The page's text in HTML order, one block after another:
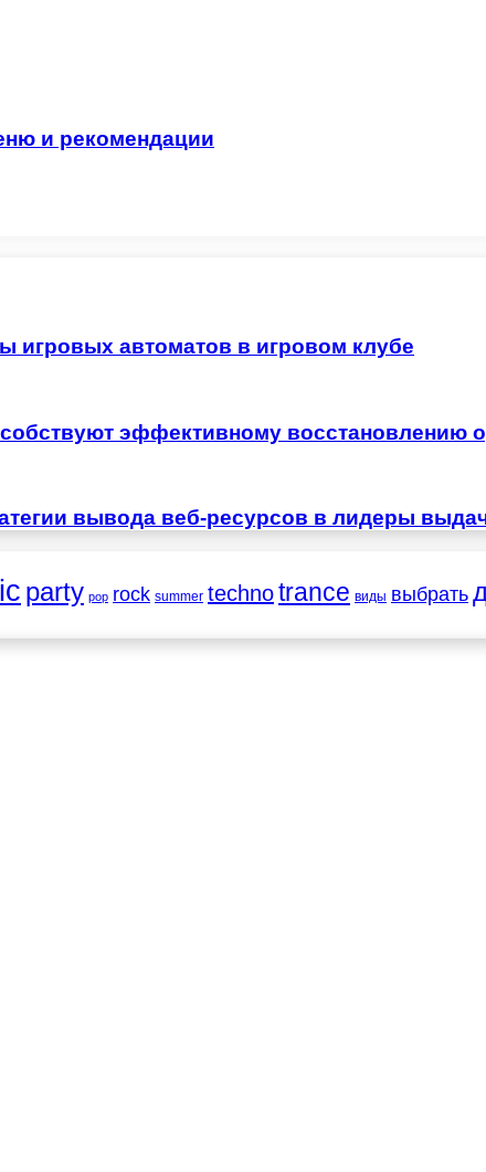
и рекомендации
игровых автоматов в игровом клубе
эффективному восстановлению
вывода веб-ресурсов в лидеры
party pop rock summer technotrance виды выбрать